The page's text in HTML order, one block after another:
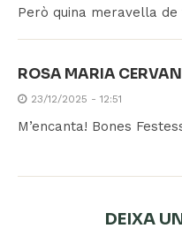
Però quina meravella de
ROSA MARIA
23/12/2025 - 12:51
M’encanta! Bones
DEIXA